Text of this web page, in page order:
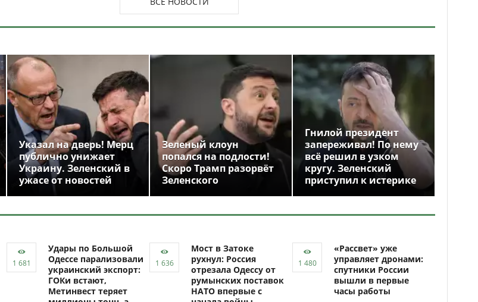
Указал на дверь! Мерц
публично унижает
Украину. Зеленский в
ужасе от новостей
Зеленый клоун
попался на подлости!
Скоро Трамп разорвёт
Зеленского
Гнилой президент
запереживал! По нему
всё решил в узком
кругу. Зеленский
приступил к истерике
Удары по Большой
Одессе парализовали
украинский экспорт:
ГОКи встают,
Метинвест теряет
Мост в Затоке
рухнул: Россия
отрезала Одессу от
румынских поставок
НАТО впервые с
«Рассвет» уже
управляет дронами:
спутники России
вышли в первые
часы работы